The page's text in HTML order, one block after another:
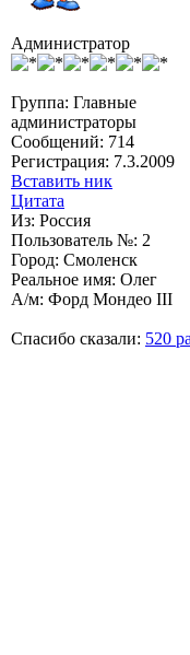
Администратор
Группа: Главные
администраторы
Сообщений: 714
Регистрация: 7.3.2009
Вставить ник
Цитата
Из: Россия
Пользователь №: 2
Город: Смоленск
Реальное имя: Олег
А/м: Форд Мондео III
Спасибо сказали: 520